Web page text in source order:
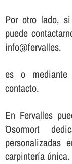
Por otro lado,
puede
info@fervalles.
es o mediante
contacto.
En Fervalles
´Osormort
carpinterí­a única.